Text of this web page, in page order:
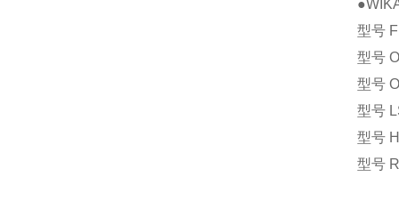
型号
型号
型号
型号
型号
型号